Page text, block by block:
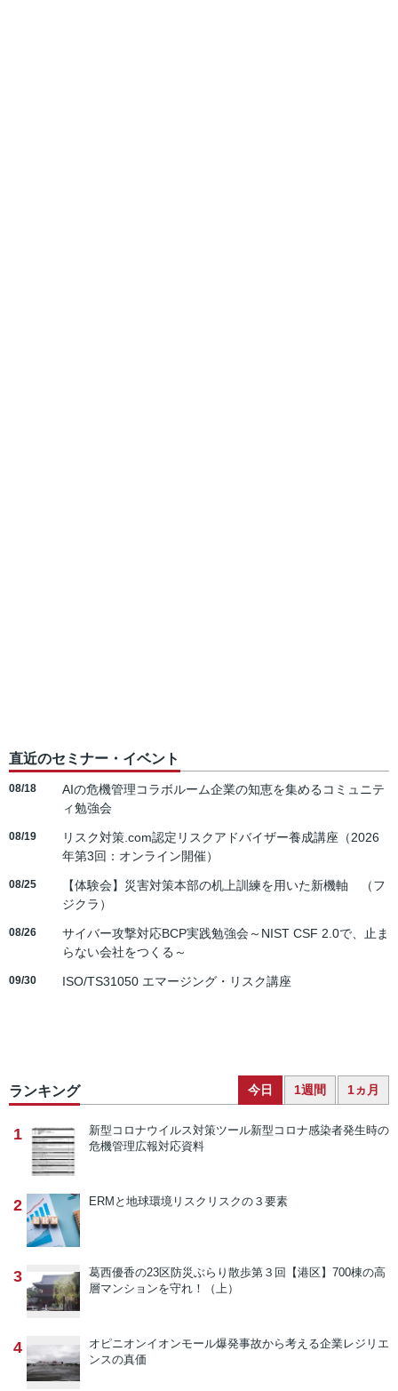
直近のセミナー・イベント
08/18
AIの危機管理コラボルーム企業の知恵を集めるコミュニテ
ィ勉強会
08/19
リスク対策.com認定リスクアドバイザー養成講座（2026
年第3回：オンライン開催）
08/25
【体験会】災害対策本部の机上訓練を用いた新機軸 （フ
ジクラ）
08/26
サイバー攻撃対応BCP実践勉強会～NIST CSF 2.0で、止ま
らない会社をつくる～
09/30 ISO/TS31050 エマージング・リスク講座
ランキング 今日 1週間 1ヵ月
1 新型コロナウイルス対策ツール新型コロナ感染者発生時の
危機管理広報対応資料
2 ERMと地球環境リスク リスクの３要素
3 葛西優香の23区防災ぶらり散歩第３回【港区】700棟の高
層マンションを守れ！（上）
4 オピニオンイオンモール爆発事故から考える企業レジリエ
ンスの真価